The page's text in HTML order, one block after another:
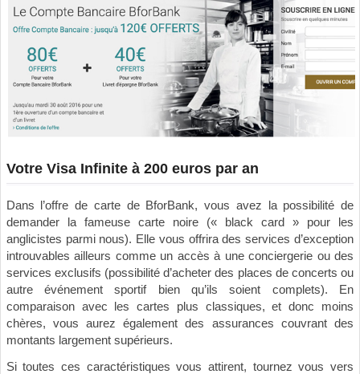
Votre Visa Infinite à 200 euros par an
Dans l’offre de carte de BforBank, vous avez la possibilité de
demander la fameuse carte noire (« black card » pour les
anglicistes parmi nous). Elle vous offrira des services d’exception
introuvables ailleurs comme un accès à une conciergerie ou des
services exclusifs (possibilité d’acheter des places de concerts ou
autre événement sportif bien qu’ils soient complets). En
comparaison avec les cartes plus classiques, et donc moins
chères, vous aurez également des assurances couvrant des
montants largement supérieurs.
Si toutes ces caractéristiques vous attirent, tournez vous vers